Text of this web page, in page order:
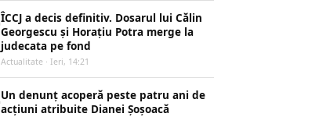
ÎCCJ a decis definitiv. Dosarul lui Călin
Georgescu și Horațiu Potra merge la
judecata pe fond
Actualitate · Ieri, 14:21
Un denunț acoperă peste patru ani de
acțiuni atribuite Dianei Șoșoacă